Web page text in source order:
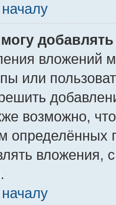
вложений
или
возможно,
определённых
вложения,